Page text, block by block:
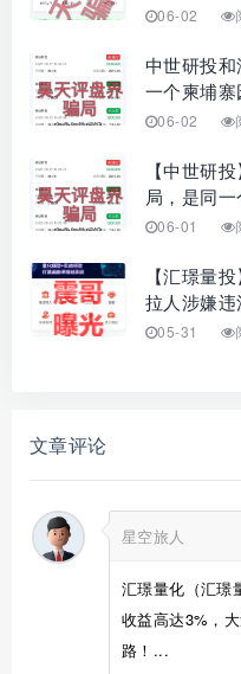
06-02
中世研投
一个柬埔
06-02
【中世研
局，是同
06-01
【汇璟量
拉人涉嫌违
05-31
文章评论
星空旅人
汇璟量化（汇璟
收益高达3%，
路！...